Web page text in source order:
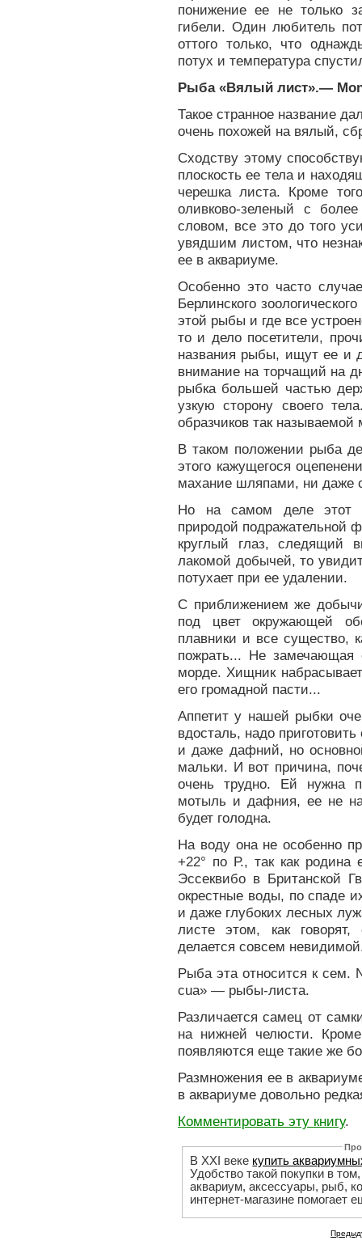
понижение ее не только
гибели. Один любитель
оттого только, что
потух и температура
Рыба «Вялый лист».—
Такое странное название
очень похожей на вялый,
Сходству этому
плоскость ее тела и
черешка листа. Кроме
оливково-зеленый с
словом, все это до того
увядшим листом, что
ее в аквариуме.
Особенно это часто
Берлинского
этой рыбы и где все
то и дело посетители,
названия рыбы, ищут ее и
внимание на торчащий на
рыбка большей частью
узкую сторону своего
образчиков так
В таком положении рыба
этого кажущегося
махание шляпами, ни даже
Но на самом деле этот
природой подражательной
круглый глаз, следящий
лакомой добычей, то
потухает при ее удалении.
С приближением же
под цвет окружающей
плавники и все существо,
пожрать... Не замечающая
морде. Хищник
его громадной пасти...
Аппетит у нашей рыбки
вдосталь, надо
и даже дафний, но
мальки. И вот причина,
очень трудно. Ей нужна
мотыль и дафния, ее не
будет голодна.
На воду она не особенно
+22° по Р., так как
Эссеквибо в Британской
окрестные воды, по спаде
и даже глубоких лесных
листе этом, как
делается совсем
Рыба эта относится к сем.
cua» — рыбы-листа.
Различается самец от
на нижней челюсти.
появляются еще такие же
Размножения ее в
в аквариуме довольно
Комментировать эту книгу.
В XXI веке купить
Удобство такой покупки в
аквариум, аксессуары, рыб,
интернет-магазине помогает